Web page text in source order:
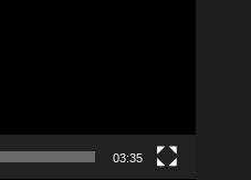
03:35